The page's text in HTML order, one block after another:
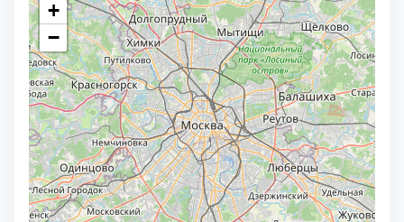
+
−
Балашиха 5
Богородский 7
Волоколамский 3
Воскресенский 7